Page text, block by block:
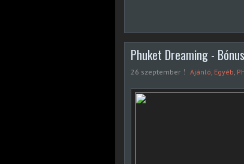
Phuket Dreaming -
26 szeptember Ajánló, Egyéb,